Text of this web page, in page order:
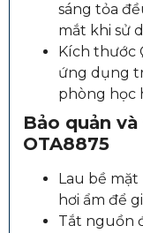
sáng tỏa
mắt khi sử
Kích thước
ứng dụng
phòng học
Bảo quản
OTA8875
Lau bề
hơi ẩm để
Tắt nguồn